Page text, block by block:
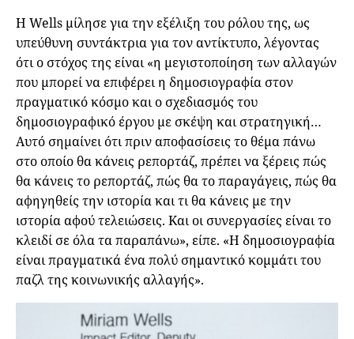
Η Wells μίλησε για την εξέλιξη του ρόλου της, ως
υπεύθυνη συντάκτρια για τον αντίκτυπο, λέγοντας
ότι ο στόχος της είναι «η μεγιστοποίηση των αλλαγών
που μπορεί να επιφέρει η δημοσιογραφία στον
πραγματικό κόσμο και ο σχεδιασμός του
δημοσιογραφικό έργου με σκέψη και στρατηγική…
Αυτό σημαίνει ότι πριν αποφασίσεις το θέμα πάνω
στο οποίο θα κάνεις ρεπορτάζ, πρέπει να ξέρεις πώς
θα κάνεις το ρεπορτάζ, πώς θα το παραγάγεις, πώς θα
αφηγηθείς την ιστορία και τι θα κάνεις με την
ιστορία αφού τελειώσεις. Και οι συνεργασίες είναι το
κλειδί σε όλα τα παραπάνω», είπε. «Η δημοσιογραφία
είναι πραγματικά ένα πολύ σημαντικό κομμάτι του
παζλ της κοινωνικής αλλαγής».